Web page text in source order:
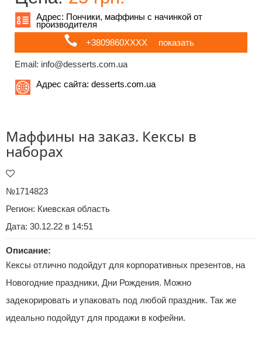
Адрес: Пончики, маффины с начинкой от
производителя
+3809860ХХХХ
показать
Email: info@desserts.com.ua
Адрес сайта: desserts.com.ua
Маффины на заказ. Кексы в
наборах
№1714823
Регион: Киевская область
Дата: 30.12.22 в 14:51
Описание:
Кексы отлично подойдут для корпоративных презентов, на
Новогодние праздники, Дни Рождения. Можно
задекорировать и упаковать под любой праздник. Так же
идеально подойдут для продажи в кофейни.